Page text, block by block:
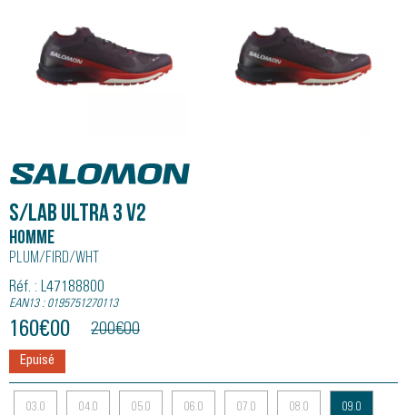
Salomon
S/LAB ULTRA 3 V2
Homme
Plum/fird/wht
Réf. : L47188800
EAN13 : 0195751270113
160€00 200€00
Epuisé
03.0 04.0 05.0 06.0 07.0 08.0 09.0